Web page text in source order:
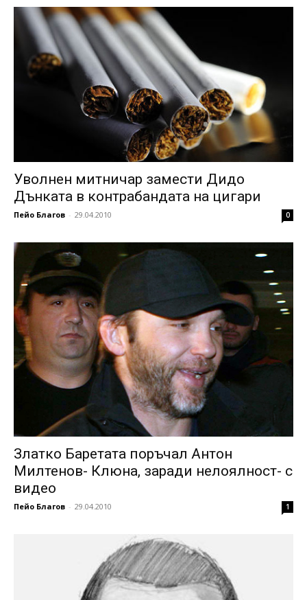
Уволнен митничар замести Дидо
Дънката в контрабандата на цигари
Пейо Благов - 29.04.2010 0
Златко Баретата поръчал Антон
Милтенов- Клюна, заради нелоялност- с
видео
Пейо Благов - 29.04.2010 1